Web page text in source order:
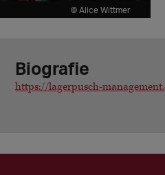
© Alice Wittmer
Biografie
https://lagerpusch-